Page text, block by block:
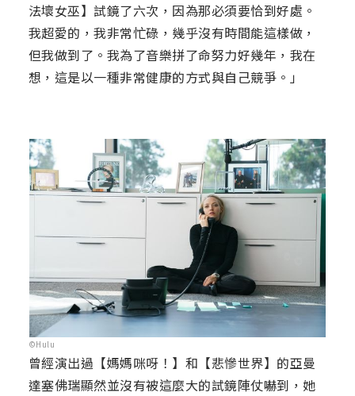
法壞女巫】試鏡了六次，因為那必須要恰到好處。
我超愛的，我非常忙碌，幾乎沒有時間能這樣做，
但我做到了。我為了音樂拼了命努力好幾年，我在
想，這是以一種非常健康的方式與自己競爭。」
©Hulu
曾經演出過【媽媽咪呀！】和【悲慘世界】的亞曼
達塞佛瑞顯然並沒有被這麼大的試鏡陣仗嚇到，她